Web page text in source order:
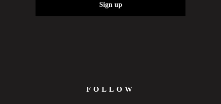
Sign up
FOLLOW